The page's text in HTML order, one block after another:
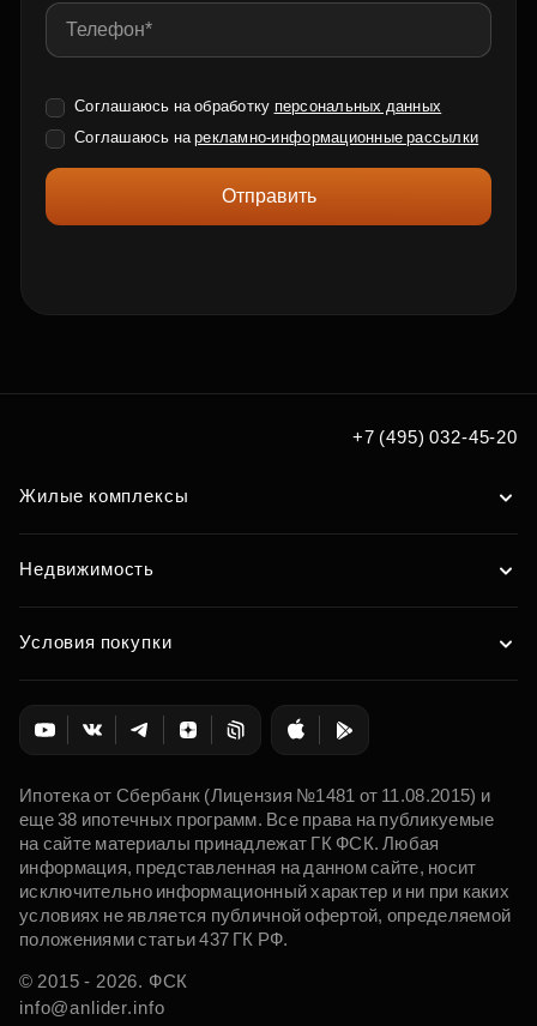
Соглашаюсь на обработку персональных данных
Соглашаюсь нарекламно-информационные рассылки
Отправить
+7 (495) 032-45-20
Жилые комплексы
Недвижимость
Условия покупки
Ипотека от Сбербанк (Лицензия №1481 от 11.08.2015) и
еще 38 ипотечных программ. Все права на публикуемые
на сайте материалы принадлежат ГК ФСК. Любая
информация, представленная на данном сайте, носит
исключительно информационный характер и ни при каких
условиях не является публичной офертой, определяемой
положениями статьи 437 ГК РФ.
© 2015 - 2026. ФСК
info@anlider.info